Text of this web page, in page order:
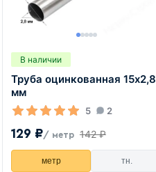
В наличии
Труба оцинкованная 15х2,8
мм
5 2
129 ₽/ метр 142 ₽
метр тн.